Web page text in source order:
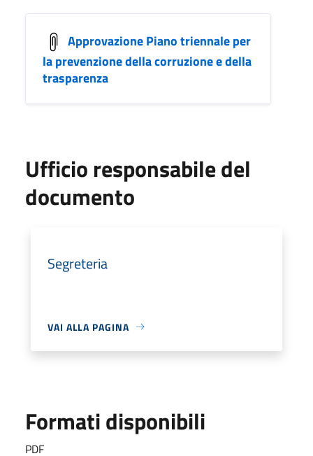
Approvazione Piano triennale per
la prevenzione della corruzione e della
trasparenza
Ufficio responsabile del
documento
Segreteria
VAI ALLA PAGINA
Formati disponibili
PDF